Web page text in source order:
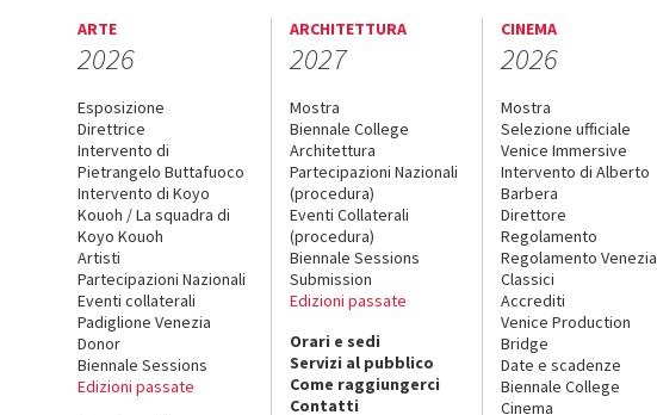
ARTE
2026
Esposizione
Direttrice
Intervento di
Pietrangelo Buttafuoco
Intervento di Koyo
Kouoh / La squadra di
Koyo Kouoh
Artisti
Partecipazioni Nazionali
Eventi collaterali
Padiglione Venezia
Donor
Biennale Sessions
Edizioni passate
ARCHITETTURA
2027
Mostra
Biennale College
Architettura
Partecipazioni Nazionali
(procedura)
Eventi Collaterali
(procedura)
Biennale Sessions
Submission
Edizioni passate
Orari e sedi
Servizi al pubblico
Come raggiungerci
Contatti
CINEMA
2026
Mostra
Selezione ufficiale
Venice Immersive
Intervento di Alberto
Barbera
Direttore
Regolamento
Regolamento Venezia
Classici
Accrediti
Venice Production
Bridge
Date e scadenze
Biennale College
Cinema